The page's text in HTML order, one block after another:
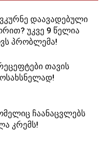
დაავადებული
უკვე 9 წელია
პრობლემა!
თავის
ჩაანაცვლებს
კრემს!